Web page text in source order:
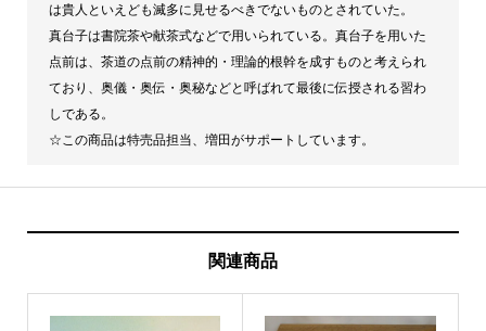
は貴人といえども滅多に見せるべきでないものとされていた。
真台子は書院茶や献茶式などで用いられている。真台子を用いた
点前は、茶道の点前の精神的・理論的根幹を成すものと考えられ
ており、奥儀・奥伝・奥秘などと呼ばれて最後に伝授される習わ
しである。
☆この商品は特売品担当、増田がサポートしています。
関連商品